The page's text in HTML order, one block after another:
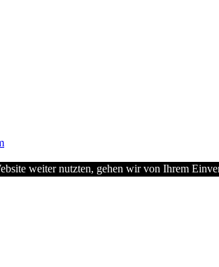
weiter nutzten, gehen wir von Ihrem